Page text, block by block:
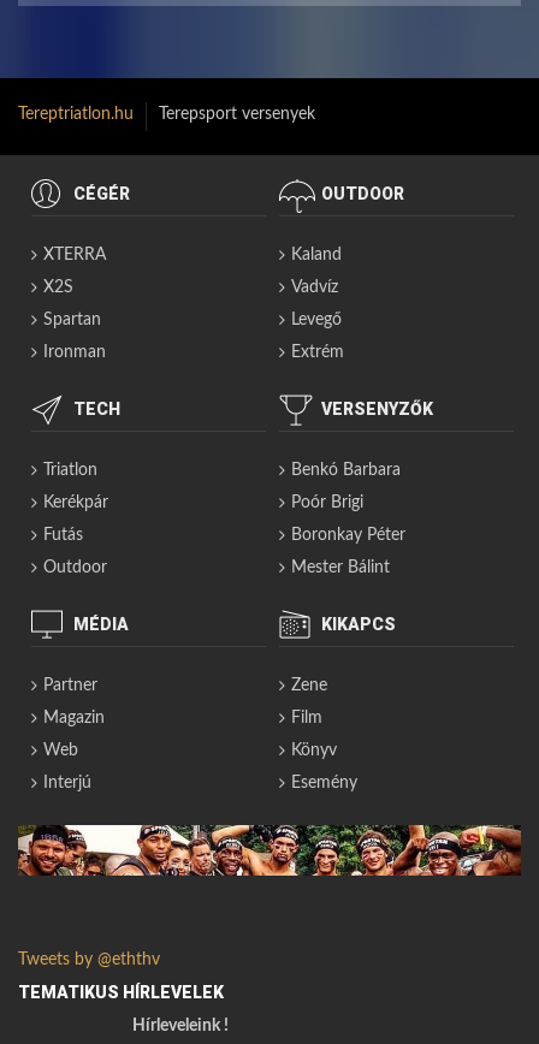
Tereptriatlon.hu Terepsport versenyek
CÉGÉR
XTERRA
X2S
Spartan
Ironman
OUTDOOR
Kaland
Vadvíz
Levegő
Extrém
TECH
Triatlon
Kerékpár
Futás
Outdoor
VERSENYZŐK
Benkó Barbara
Poór Brigi
Boronkay Péter
Mester Bálint
MÉDIA
Partner
Magazin
Web
Interjú
KIKAPCS
Zene
Film
Könyv
Esemény
Tweets by @eththv
TEMATIKUS HÍRLEVELEK
Hírleveleink !